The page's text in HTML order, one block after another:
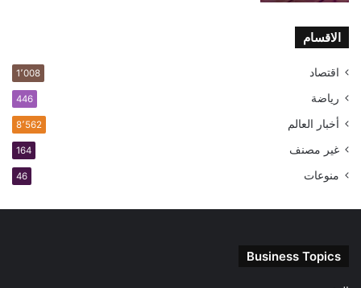
الاقسام
اقتصاد 1٬008
رياضة 446
أخبار العالم 8٬562
غير مصنف 164
منوعات 46
Business Topics